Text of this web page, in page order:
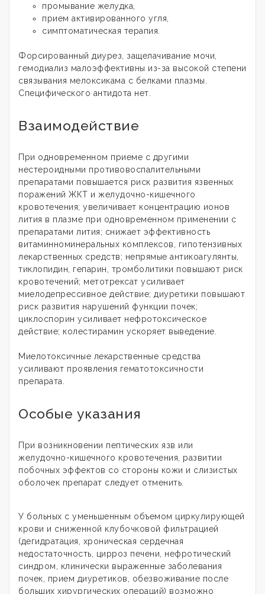
промывание желудка,
прием активированного угля,
симптоматическая терапия.
Форсированный диурез, защелачивание мочи,
гемодиализ малоэффективны из-за высокой степени
связывания мелоксикама с белками плазмы.
Специфического антидота нет.
Взаимодействие
При одновременном приеме с другими
нестероидными противовоспалительными
препаратами повышается риск развития язвенных
поражений ЖКТ и желудочно-кишечного
кровотечения; увеличивает концентрацию ионов
лития в плазме при одновременном применении с
препаратами лития; снижает эффективность
витаминноминеральных комплексов, гипотензивных
лекарственных средств; непрямые антикоагулянты,
тиклопидин, гепарин, тромболитики повышают риск
кровотечений; метотрексат усиливает
миелодепрессивное действие; диуретики повышают
риск развития нарушений функции почек;
циклоспорин усиливает нефротоксическое
действие; колестирамин ускоряет выведение.
Миелотоксичные лекарственные средства
усиливают проявления гематотоксичности
препарата.
Особые указания
При возникновении пептических язв или
желудочно-кишечного кровотечения, развитии
побочных эффектов со стороны кожи и слизистых
оболочек препарат следует отменить.
У больных с уменьшенным объемом циркулирующей
крови и сниженной клубочковой фильтрацией
(дегидратация, хроническая сердечная
недостаточность, цирроз печени, нефротический
синдром, клинически выраженные заболевания
почек, прием диуретиков, обезвоживание после
больших хирургических операций) возможно